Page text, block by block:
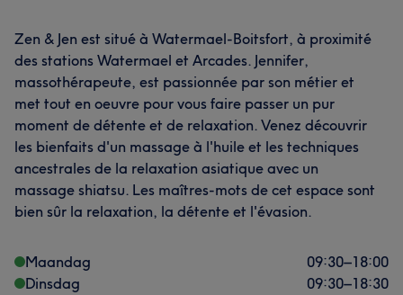
Zen & Jen est situé à Watermael-Boitsfort, à proximité
des stations Watermael et Arcades. Jennifer,
massothérapeute, est passionnée par son métier et
met tout en oeuvre pour vous faire passer un pur
moment de détente et de relaxation. Venez découvrir
les bienfaits d'un massage à l'huile et les techniques
ancestrales de la relaxation asiatique avec un
massage shiatsu. Les maîtres-mots de cet espace sont
bien sûr la relaxation, la détente et l'évasion.
Maandag 09:30–18:00
Dinsdag
09:30–18:30